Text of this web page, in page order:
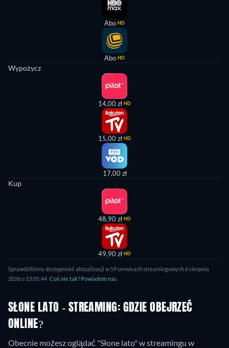
Abo HD
Abo HD
Wypożycz
14,00 zł HD
15,00 zł HD
17,00 zł
Kup
48,90 zł HD
49,90 zł HD
Sprawdziliśmy dostępność aktualizacji w 59 serwisach streamingowych 6 sierpnia
2026 o 13:05:44. Coś nie tak? Powiadom nas.
SŁONE LATO - STREAMING: GDZIE OBEJRZEĆ
ONLINE?
Obecnie możesz oglądać "Słone lato" w streamingu w